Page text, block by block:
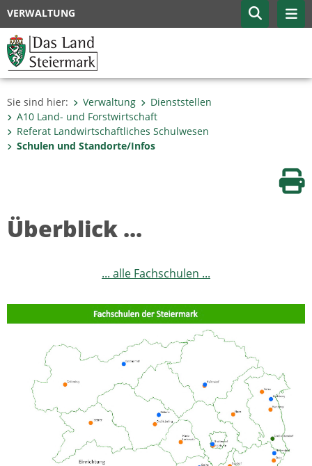
VERWALTUNG
Sie sind hier: Verwaltung
Dienststellen
A10 Land- und Forstwirtschaft
Referat Landwirtschaftliches Schulwesen
Schulen und Standorte/Infos
Überblick ...
... alle Fachschulen ...